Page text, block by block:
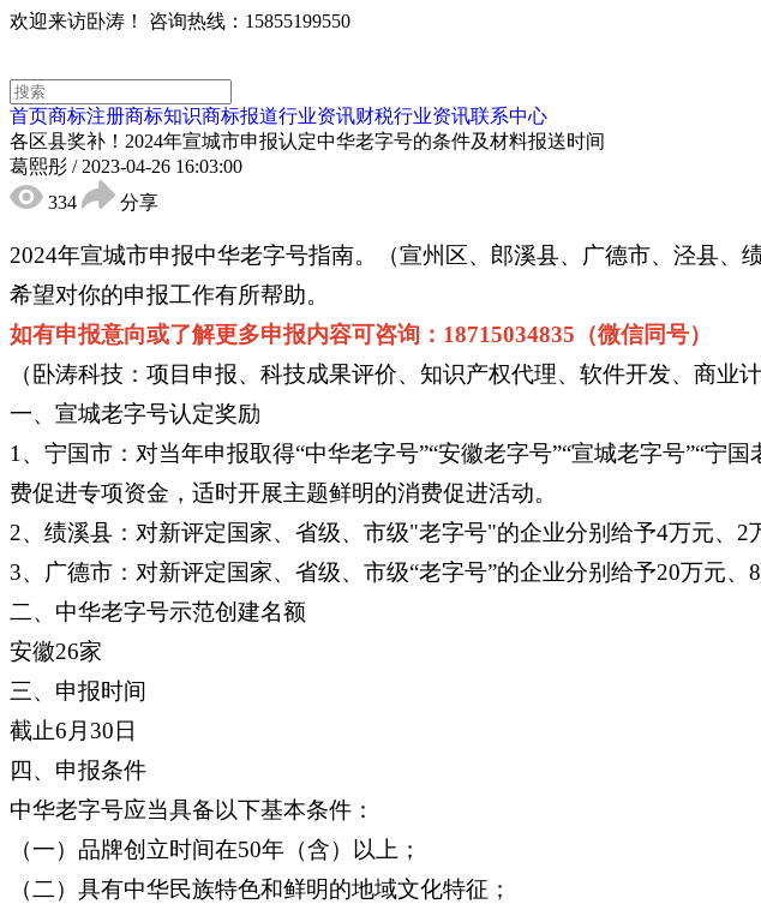
欢迎来访卧涛！ 咨询热线：15855199550
首页商标注册商标知识商标报道行业资讯财税行业资讯联系中心
各区县奖补！2024年宣城市申报认定中华老字号的条件及材料报送时间
葛熙彤 / 2023-04-26 16:03:00
334
分享
2024年宣城市申报中华老字号指南。（宣州区、郎溪县、广德市、泾县
希望对你的申报工作有所帮助。
如有申报意向或了解更多申报内容可咨询：18715034835（微信同号）
（卧涛科技：项目申报、科技成果评价、知识产权代理、软件开发、商业
一、宣城老字号认定奖励
1、宁国市：对当年申报取得“中华老字号”“安徽老字号”“宣城老字号”“宁
费促进专项资金，适时开展主题鲜明的消费促进活动。
2、绩溪县：对新评定国家、省级、市级"老字号"的企业分别给予4万元、2
3、广德市：对新评定国家、省级、市级“老字号”的企业分别给予20万元、
二、中华老字号示范创建名额
安徽26家
三、申报时间
截止6月30日
四、申报条件
中华老字号应当具备以下基本条件：
（一）品牌创立时间在50年（含）以上；
（二）具有中华民族特色和鲜明的地域文化特征；